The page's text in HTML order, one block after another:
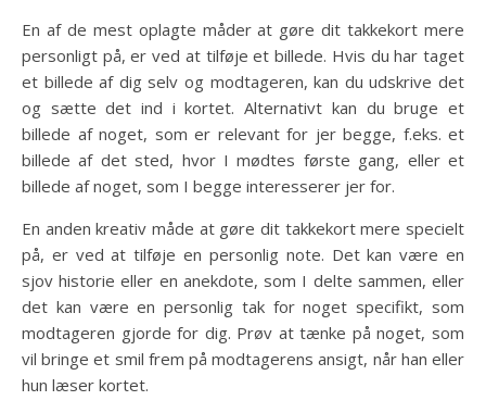
En af de mest oplagte måder at gøre dit takkekort mere
personligt på, er ved at tilføje et billede. Hvis du har taget
et billede af dig selv og modtageren, kan du udskrive det
og sætte det ind i kortet. Alternativt kan du bruge et
billede af noget, som er relevant for jer begge, f.eks. et
billede af det sted, hvor I mødtes første gang, eller et
billede af noget, som I begge interesserer jer for.
En anden kreativ måde at gøre dit takkekort mere specielt
på, er ved at tilføje en personlig note. Det kan være en
sjov historie eller en anekdote, som I delte sammen, eller
det kan være en personlig tak for noget specifikt, som
modtageren gjorde for dig. Prøv at tænke på noget, som
vil bringe et smil frem på modtagerens ansigt, når han eller
hun læser kortet.